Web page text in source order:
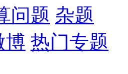
问题 杂题
博 热门专题